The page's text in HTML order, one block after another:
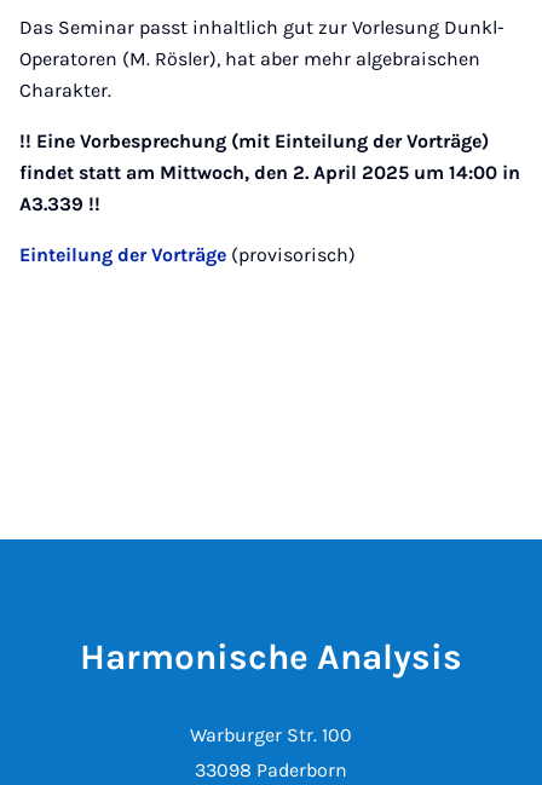
Das Seminar passt inhaltlich gut zur Vorlesung Dunkl-
Operatoren (M. Rösler), hat aber mehr algebraischen
Charakter.
!! Eine Vorbesprechung (mit Einteilung der Vorträge)
findet statt am Mittwoch, den 2. April 2025 um 14:00 in
A3.339 !!
Einteilung der Vorträge (provisorisch)
Harmonische Analysis
Warburger Str. 100
33098 Paderborn